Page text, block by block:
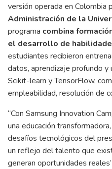
versión operada en Colombia
Administración de la
programa combina
el desarrollo de
estudiantes recibieron
datos, aprendizaje profundo
Scikit-learn y TensorFlow,
empleabilidad, resolución de
“Con Samsung Innovation
una educación
desafíos tecnológicos del
un reflejo del talento que
generan oportunidades